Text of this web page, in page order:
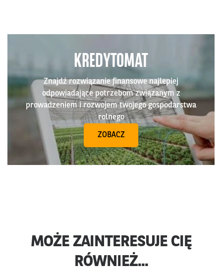
KREDYTOMAT
Znajdź rozwiązanie finansowe najlepiej
odpowiadające potrzebom związanym z
prowadzeniem i rozwojem twojego gospodarstwa
rolnego
ZOBACZ
MOŻE ZAINTERESUJE CIĘ
RÓWNIEŻ...